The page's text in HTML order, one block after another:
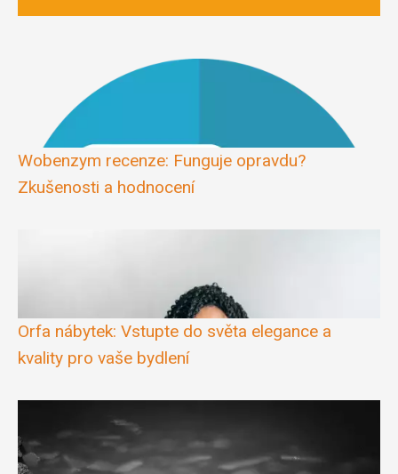
Wobenzym recenze: Funguje opravdu?
Zkušenosti a hodnocení
Orfa nábytek: Vstupte do světa elegance a
kvality pro vaše bydlení